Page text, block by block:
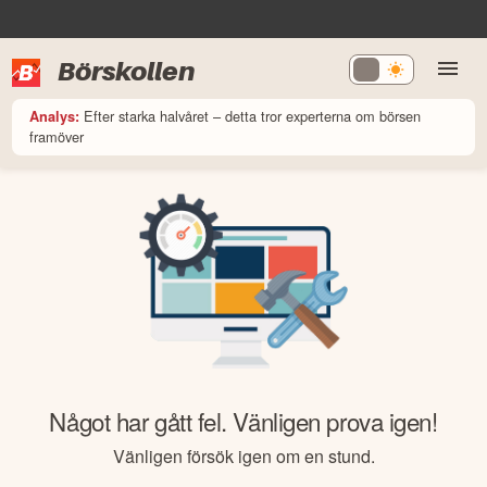
Börskollen
Analys: Efter starka halvåret – detta tror experterna om börsen
framöver
Något har gått fel. Vänligen prova igen!
Vänligen försök igen om en stund.